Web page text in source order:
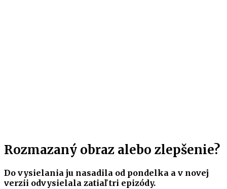
Rozmazaný obraz alebo zlepšenie?
Do vysielania ju nasadila od pondelka a v novej
verzii odvysielala zatiaľ tri epizódy.